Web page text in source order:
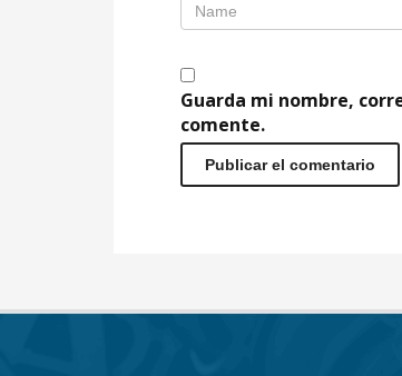
Guarda mi nombre,
comente.